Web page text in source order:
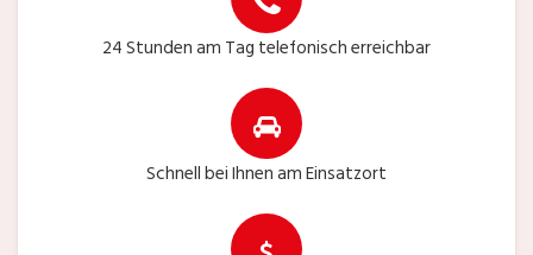
24 Stunden am Tag telefonisch erreichbar
Schnell bei Ihnen am Einsatzort